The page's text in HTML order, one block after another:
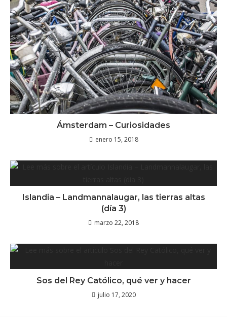
Ámsterdam – Curiosidades
enero 15, 2018
Islandia – Landmannalaugar, las tierras altas
(día 3)
marzo 22, 2018
Sos del Rey Católico, qué ver y hacer
julio 17, 2020